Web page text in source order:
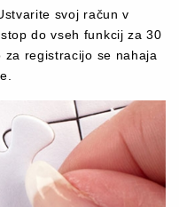
svoj račun v
do vseh funkcij za 30
registracijo se nahaja